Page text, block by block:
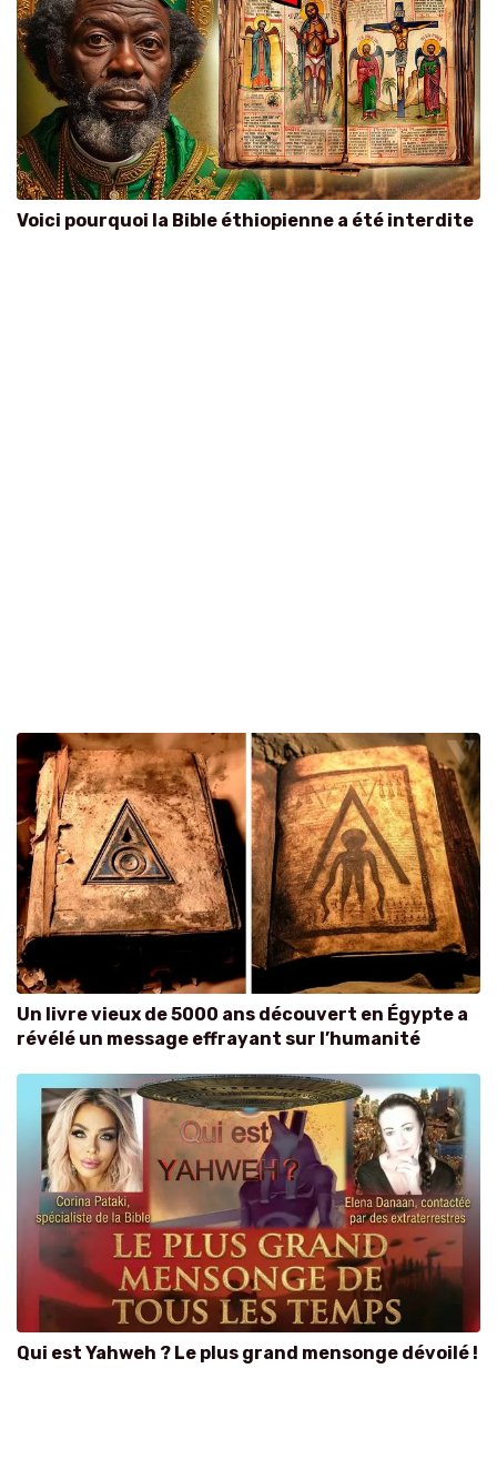
Voici pourquoi la Bible éthiopienne a été interdite
Un livre vieux de 5000 ans découvert en Égypte a
révélé un message effrayant sur l’humanité
Qui est Yahweh ? Le plus grand mensonge dévoilé !